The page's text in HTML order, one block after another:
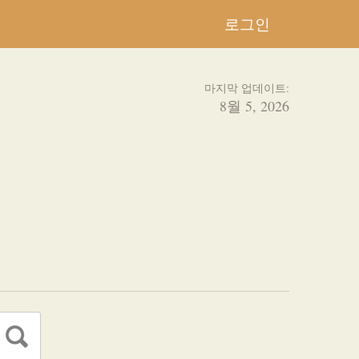
로그인
마지막 업데이트:
8월 5, 2026